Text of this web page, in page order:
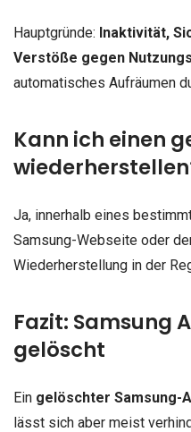
Hauptgründe: Inaktivität,
Verstöße gegen
automatisches Aufräumen
Kann ich einen
Ja, innerhalb eines
Samsung-Webseite oder
Wiederherstellung in der
Fazit: Samsung
gelöscht
Ein gelöschter Samsung-
lässt sich aber meist